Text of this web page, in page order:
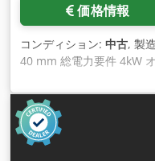
価格情報
コンディション: 中古, 製
40 mm 総電力要件 4kW
する拘束力のない情報を
ルゼメタル 大型柱ドリル
た シリアルナンバー
メートル 鋳鉄の穴あけ性
MK4 退院 340ミリメート